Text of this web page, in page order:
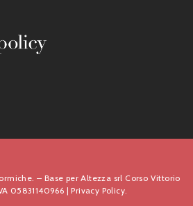
– Base per Altezza srl Corso Vittorio
05831140966 |Privacy Policy.